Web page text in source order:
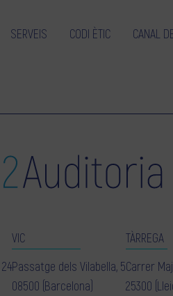
SERVEIS CODI ÈTIC CANAL
VIC
Passatge dels Vilabella, 5
08500 (Barcelona)
TÀRREGA
Carrer
25300